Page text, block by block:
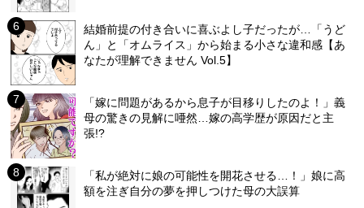
結婚前提の付き合いに喜ぶよし子だったが…「うど
ん」と「オムライス」から始まる小さな違和感【あ
なたが理解できません Vol.5】
「嫁に問題があるから息子が目移りしたのよ！」義
母の驚きの見解に唖然…嫁の高学歴が原因だと主
張!?
「私が絶対に娘の可能性を開花させる…！」娘に高
額を注ぎ自分の夢を押しつけた母の大誤算